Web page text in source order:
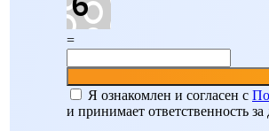
=
Я ознакомлен и согласен c
и принимает ответственность